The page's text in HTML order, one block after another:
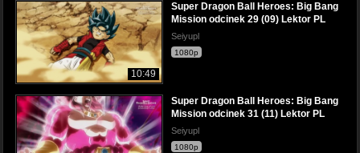
10:49
Super Dragon Ball Heroes: Big Bang
Mission odcinek 29 (09) Lektor PL
Seiyupl
1080p
Super Dragon Ball Heroes: Big Bang
Mission odcinek 31 (11) Lektor PL
Seiyupl
1080p